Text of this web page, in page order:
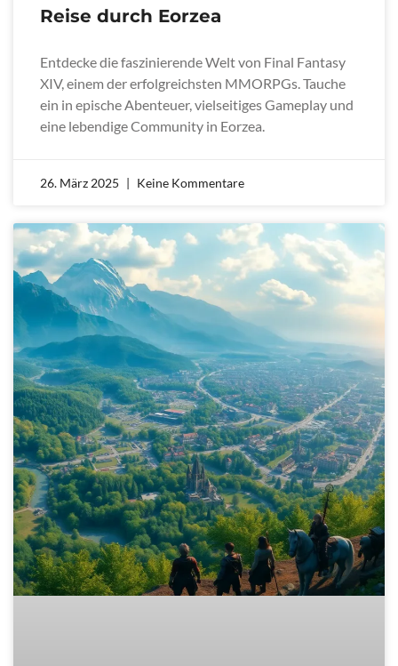
Reise durch Eorzea
Entdecke die faszinierende Welt von Final Fantasy
XIV, einem der erfolgreichsten MMORPGs. Tauche
ein in epische Abenteuer, vielseitiges Gameplay und
eine lebendige Community in Eorzea.
26. März 2025 Keine Kommentare